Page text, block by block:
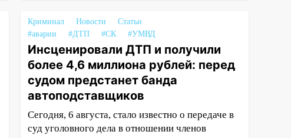
Криминал Новости
Статьи
#аварии
#ДТП #СК #УМВД
Инсценировали ДТП и получили
более 4,6 миллиона рублей: перед
судом предстанет банда
автоподставщиков
Сегодня, 6 августа, стало известно о передаче в
суд уголовного дела в отношении членов